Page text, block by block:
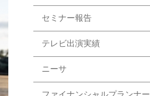
セミナー報告
テレビ出演実績
ニーサ